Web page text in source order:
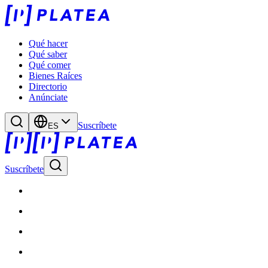
Qué hacer
Qué saber
Qué comer
Bienes Raíces
Directorio
Anúnciate
ES Suscríbete
Suscríbete